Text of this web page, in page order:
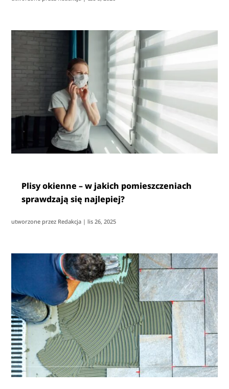
Plisy okienne – w jakich pomieszczeniach
sprawdzają się najlepiej?
utworzone przez Redakcja | lis 26, 2025